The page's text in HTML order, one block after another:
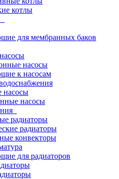
котлы
для мембранных баков
насосы
к насосам
насосы
насосы
радиаторы
радиаторы
конвекторы
для радиаторов